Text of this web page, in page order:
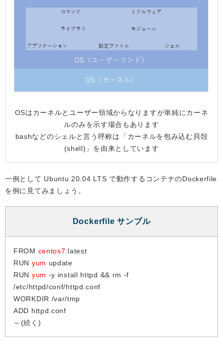
OSはカーネルとユーザー領域からなりますが単純にカーネ
ルのみを示す場合もあります
bashなどのシェルと言う呼称は「カーネルを包み込む貝殻
(shell)」を由来としています
一例として Ubuntu 20.04 LTS で動作するコンテナのDockerfile
を例に見てみましょう。
Dockerfile サンプル
FROM centos7:latest
RUN yum update
RUN yum -y install httpd && rm -f
/etc/httpd/conf/httpd.conf
WORKDIR /var/tmp
ADD httpd.conf
～(続く)